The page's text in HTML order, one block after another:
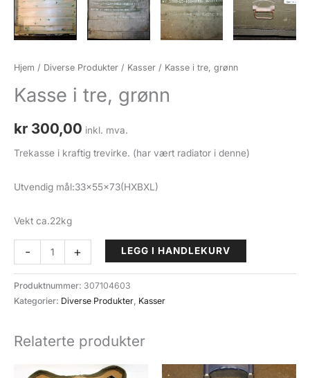
Hjem / Diverse Produkter / Kasser / Kasse i tre, grønn
Kasse i tre, grønn
kr 300,00 inkl. mva.
Trekasse i kraftig trevirke. (har vært radiator i denne)
Utvendig mål:33x55x73(HXBXL)
Vekt ca.22kg
-
i
tre,
grønn
+ LEGG I HANDLEKURV
Produktnummer: 307104603
Kategorier: Diverse Produkter, Kasser
Relaterte produkter